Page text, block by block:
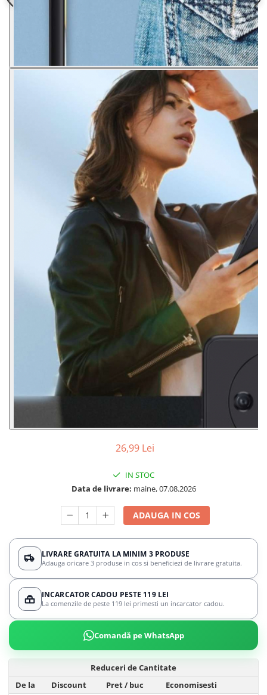
26,99 Lei
IN STOC
Data de livrare: maine, 07.08.2026
ADAUGA IN COS
LIVRARE GRATUITA LA MINIM 3 PRODUSE
Adauga oricare 3 produse in cos si beneficiezi de livrare gratuita.
INCARCATOR CADOU PESTE 119 LEI
La comenzile de peste 119 lei primesti un incarcator cadou.
Comandă pe WhatsApp
Reduceri de Cantitate
De la
Discount Pret/ buc
Economisesti